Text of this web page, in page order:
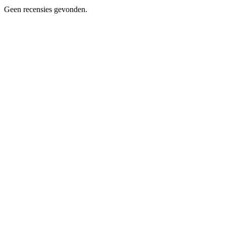
Geen recensies gevonden.